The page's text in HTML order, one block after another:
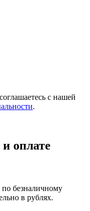
с нашей
.
оплате
по безналичному
в рублях.